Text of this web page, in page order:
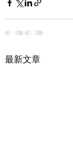
最新文章